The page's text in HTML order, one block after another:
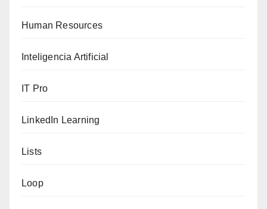
Human Resources
Inteligencia Artificial
IT Pro
LinkedIn Learning
Lists
Loop